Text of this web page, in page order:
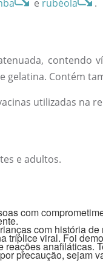
e rubéola .
contendo
gelatina. Contém
utilizadas na
e adultos.
com
com história
tríplice viral. Foi
reações anafiláticas.
precaução, sejam